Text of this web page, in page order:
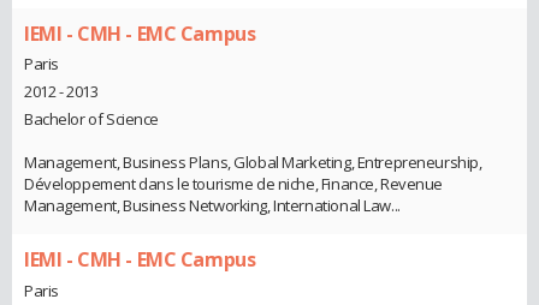
IEMI - CMH - EMC Campus
Paris
2012 - 2013
Bachelor of Science
Management, Business Plans, Global Marketing, Entrepreneurship,
Développement dans le tourisme de niche, Finance, Revenue
Management, Business Networking, International Law...
IEMI - CMH - EMC Campus
Paris